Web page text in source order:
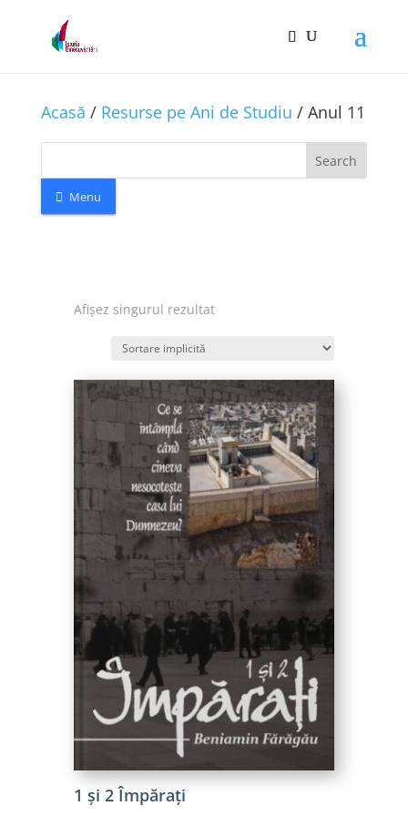
Acasă / Resurse pe Ani de Studiu / Anul 11
Search
Menu
Afișez singurul rezultat
1 și 2 Împăraţi